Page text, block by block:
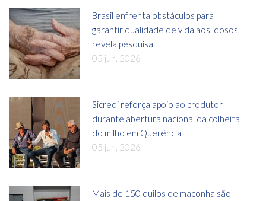
Brasil enfrenta obstáculos para
garantir qualidade de vida aos idosos,
revela pesquisa
05 jun, 2026
Sicredi reforça apoio ao produtor
durante abertura nacional da colheita
do milho em Querência
05 jun, 2026
Mais de 150 quilos de maconha são